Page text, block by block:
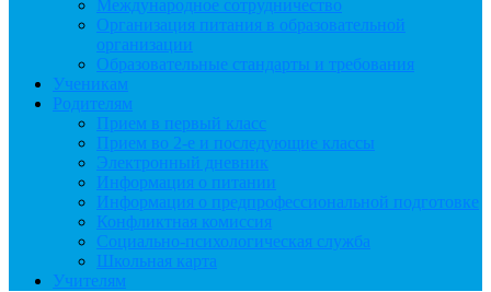
Международное сотрудничество
Организация питания в образовательной
организации
Образовательные стандарты и требования
Ученикам
Родителям
Прием в первый класс
Прием во 2-е и последующие классы
Электронный дневник
Информация о питании
Информация о предпрофессиональной подготовке
Конфликтная комиссия
Социально-психологическая служба
Школьная карта
Учителям